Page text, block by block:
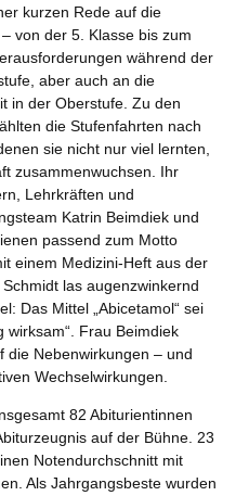
kurzen Rede auf die
von der 5. Klasse bis zum
während der
aber auch an die
in der Oberstufe. Zu den
die Stufenfahrten nach
sie nicht nur viel lernten,
zusammenwuchsen. Ihr
Lehrkräften und
Katrin Beimdiek und
passend zum Motto
einem Medizini-Heft aus der
las augenzwinkernd
Das Mittel „Abicetamol“ sei
wirksam“. Frau Beimdiek
die Nebenwirkungen – und
Wechselwirkungen.
82 Abiturientinnen
auf der Bühne. 23
Notendurchschnitt mit
Als Jahrgangsbeste wurden